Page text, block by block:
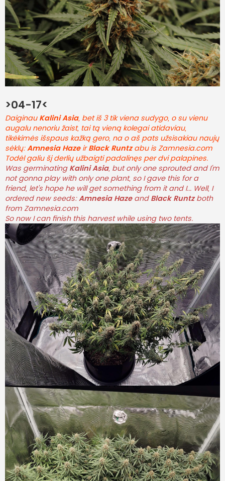
>04-17<
Daiginau Kalini Asia, bet iš 3 tik viena sudygo, o su vienu
augalu nenoriu žaist, tai tą vieną kolegai atidaviau,
tikėkimės išspaus kažką gero, na o aš pats užsisakiau naujų
sėklų:Amnesia HazeirBlack Runtzabu is Zamnesia.com
Todėl galiu šį derlių užbaigti padalinęs per dvi palapines.
Was germinating Kalini Asia, but only one sprouted and I'm
not gonna play with only one plant, so I gave this for a
friend, let's hope he will get something from it and I... Well, I
ordered new seeds:Amnesia Hazeand Black Runtzboth
from Zamnesia.com
So now I can finish this harvest while using two tents.